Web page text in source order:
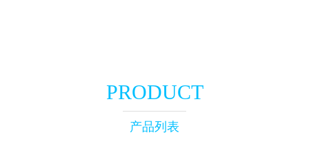
PRODUCT
产品列表